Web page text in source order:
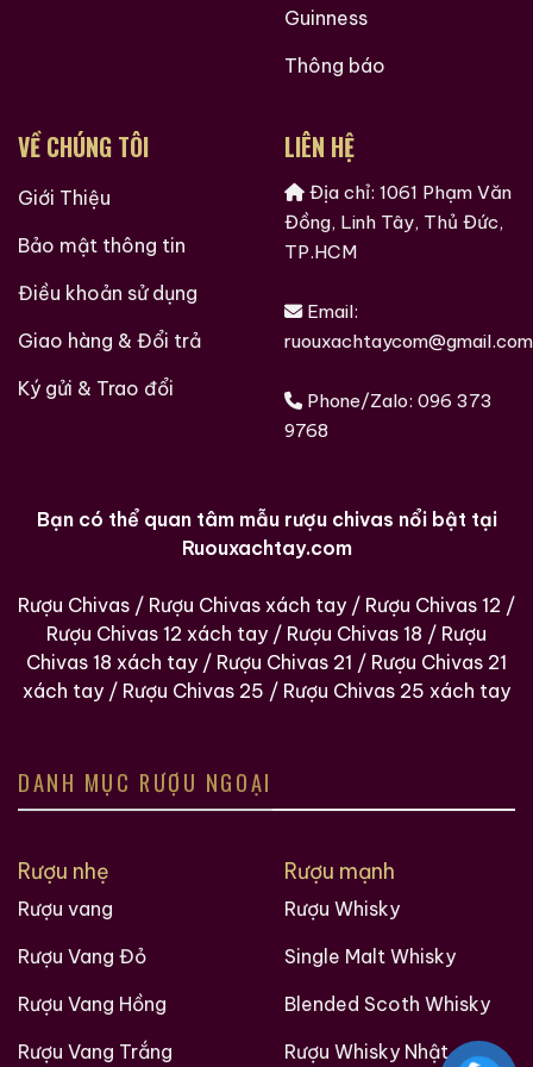
Ruouxachtay.com rất vinh dự được đồng hành cùng
Ruouxachtay.com – Cham Vào Đam Mê
Trăm Nghe Không Bằng Một Thấy
Guinness
Thông báo
VỀ CHÚNG TÔI
Giới Thiệu
Bảo mật thông tin
Điều khoản sử dụng
Giao hàng & Đổi trả
Ký gửi & Trao đổi
LIÊN HỆ
Địa chỉ: 1061 Phạm Văn
Đồng, Linh Tây, Thủ Đức,
TP.HCM
Email:
ruouxachtaycom@gmail.com
Phone/Zalo: 096 373
9768
Bạn có thể quan tâm mẫu rượu chivas nổi bật tại
Ruouxachtay.com
Rượu Chivas / Rượu Chivas xách tay / Rượu Chivas 12 /
Rượu Chivas 12 xách tay / Rượu Chivas 18 / Rượu
Chivas 18 xách tay / Rượu Chivas 21 / Rượu Chivas 21
xách tay / Rượu Chivas 25 / Rượu Chivas 25 xách tay
DANH MỤC RƯỢU NGOẠI
Rượu nhẹ
Rượu vang
Rượu Vang Đỏ
Rượu Vang Hồng
Rượu Vang Trắng
Rượu mạnh
Rượu Whisky
Single Malt Whisky
Blended Scoth Whisky
Rượu Whisky Nhật